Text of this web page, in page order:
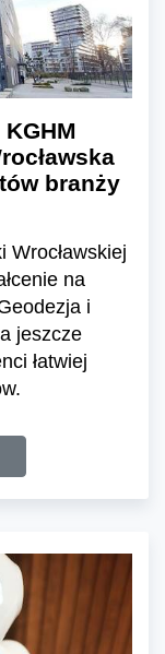
branży
Wrocławskiej
na
i
jeszcze
łatwiej